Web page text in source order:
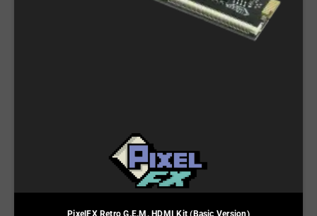
PixelFX Retro G.E.M. HDMI Kit (Basic Version)